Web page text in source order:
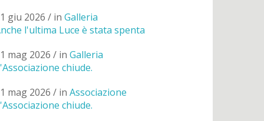
giu 2026 / in Galleria
l'ultima Luce è stata spenta
mag 2026 / in Galleria
chiude.
mag 2026 / in Associazione
chiude.